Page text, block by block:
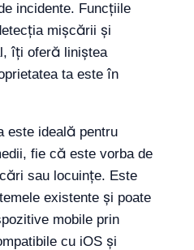
incidente. Funcțiile
mișcării și
îți oferă liniștea
ta este în
este ideală pentru
fie că este vorba de
sau locuințe. Este
existente și poate
mobile prin
cu iOS și